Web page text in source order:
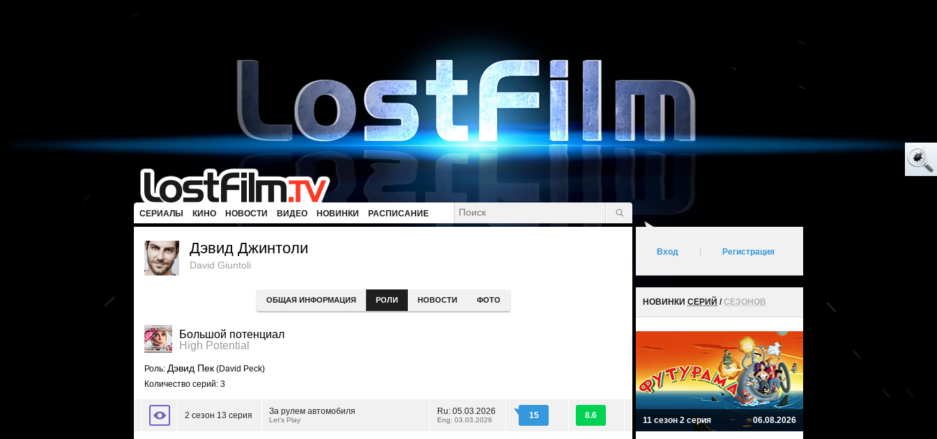
СЕРИАЛЫ КИНО НОВОСТИ ВИДЕО НОВИНКИ РАСПИСАНИЕ
Дэвид Джинтоли
David Giuntoli
ОБЩАЯ ИНФОРМАЦИЯ РОЛИ НОВОСТИ ФОТО
Большой потенциал
High Potential
Роль: Дэвид Пек (David Peck)
Количество серий: 3
2 сезон 13 серия За рулем автомобиля
Let's Play
Ru: 05.03.2026
Eng: 03.03.2026 15 8.6
Вход Регистрация
НОВИНКИ СЕРИЙ /СЕЗОНОВ
11 сезон 2 серия 06.08.2026